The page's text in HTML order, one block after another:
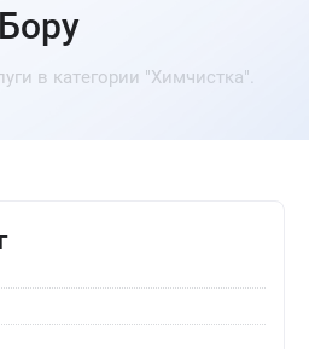
Бору
в категории "Химчистка".